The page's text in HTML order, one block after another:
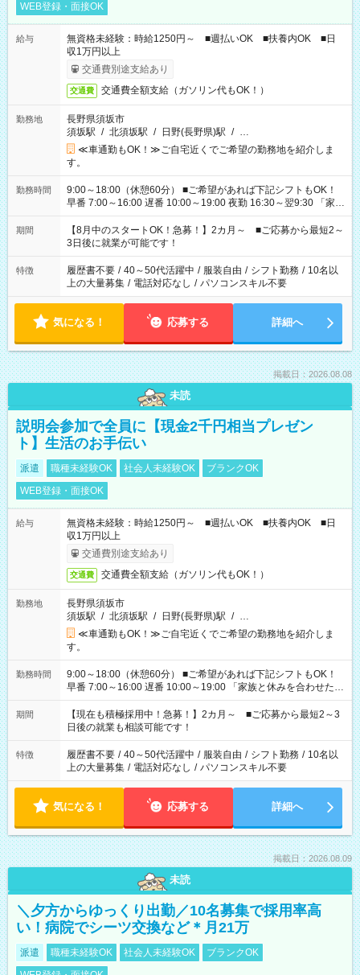
WEB登録・面接OK
給与
無資格未経験：時給1250円～ ■週払いOK ■扶養内OK ■日
収1万円以上
交通費別途支給あり
交通費 交通費全額支給（ガソリン代もOK！）
勤務地
長野県須坂市
須坂駅 / 北須坂駅 / 日野(長野県)駅 / …
≪車通勤もOK！≫ご自宅近くでご希望の勤務地を紹介しま
す。
勤務時間
9:00～18:00（休憩60分） ■ご希望があれば下記シフトもOK！
早番 7:00～16:00 遅番 10:00～19:00 夜勤 16:30～翌9:30 「家族
と休みを合わせたい」 「余裕を持って夕飯の準備がしたい」
「できれば残業はしたくない」 など、ご希望を教えてください
ね。 ※Wワーク希望の方へ 今ご覧のお仕事で希望する勤務時間
と、もう1つのお仕事の勤務時間。 合計で週40時間を超える場
合は応募できません。
期間
【8月中のスタートOK！急募！】2カ月～ ■ご応募から最短2～
3日後に就業が可能です！
特徴 履歴書不要 / 40～50代活躍中 / 服装自由 / シフト勤務 / 10名以
上の大量募集 / 電話対応なし / パソコンスキル不要
気になる！ 応募する 詳細へ
掲載日：2026.08.08
未読
説明会参加で全員に【現金2千円相当プレゼン
ト】生活のお手伝い
派遣 職種未経験OK 社会人未経験OK
ブランクOK
WEB登録・面接OK
給与
無資格未経験：時給1250円～ ■週払いOK ■扶養内OK ■日
収1万円以上
交通費別途支給あり
交通費 交通費全額支給（ガソリン代もOK！）
勤務地
長野県須坂市
須坂駅 / 北須坂駅 / 日野(長野県)駅 / …
≪車通勤もOK！≫ご自宅近くでご希望の勤務地を紹介しま
す。
勤務時間
9:00～18:00（休憩60分） ■ご希望があれば下記シフトもOK！
早番 7:00～16:00 遅番 10:00～19:00 「家族と休みを合わせた
い」 「余裕を持って夕飯の準備がしたい」 「できれば残業はし
たくない」 など、ご希望を教えてくださいね。 ※Wワーク希望
の方へ 今ご覧のお仕事で希望する勤務時間と、もう1つのお仕事
の勤務時間。 合計で週40時間を超える場合は応募できません。
期間
【現在も積極採用中！急募！】2カ月～ ■ご応募から最短2～3
日後の就業も相談可能です！
特徴 履歴書不要 / 40～50代活躍中 / 服装自由 / シフト勤務 / 10名以
上の大量募集 / 電話対応なし / パソコンスキル不要
気になる！ 応募する 詳細へ
掲載日：2026.08.09
未読
＼夕方からゆっくり出勤／10名募集で採用率高
い！病院でシーツ交換など＊月21万
派遣 職種未経験OK 社会人未経験OK
ブランクOK